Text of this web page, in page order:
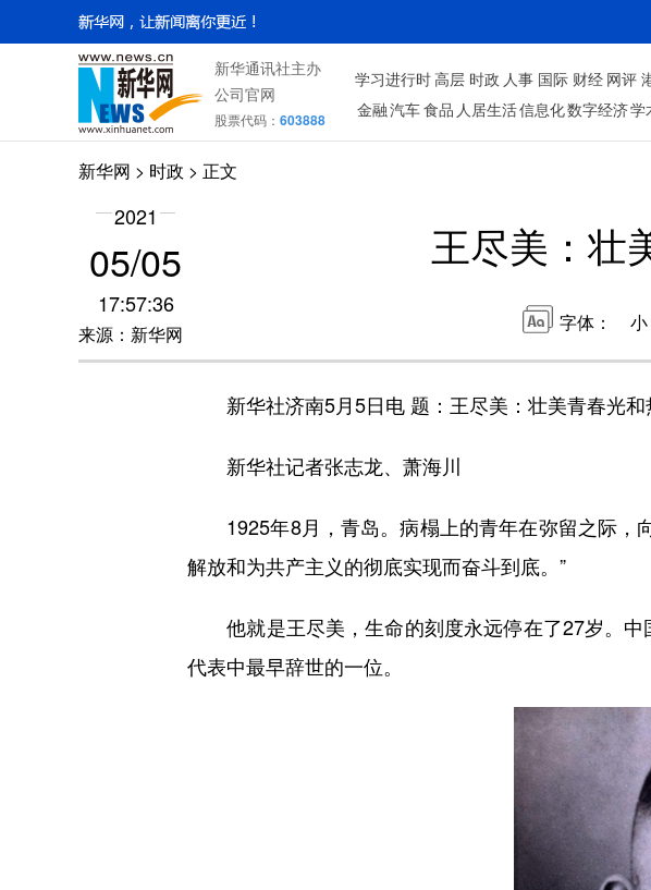
新华通讯社主办
公司官网
股票代码： 603888
学习进行时高层 时政 人事 国际 财经 网评
金融汽车食品 人居生活信息化数字经济学
新华网 > 时政 > 正文
2021
05/05
17:57:36
来源：新华网
王尽美：壮
字体： 小
新华社济南5月5日电 题：王尽美：壮美青春光和
新华社记者张志龙、萧海川
1925年8月，青岛。病榻上的青年在弥留之际，
解放和为共产主义的彻底实现而奋斗到底。”
他就是王尽美，生命的刻度永远停在了27岁。中
代表中最早辞世的一位。